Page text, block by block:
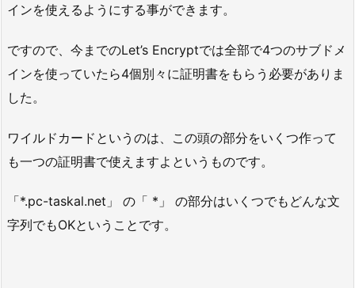
インを使えるようにする事ができます。
ですので、今までのLet’s Encryptでは全部で4つのサブドメ
インを使っていたら4個別々に証明書をもらう必要がありま
した。
ワイルドカードというのは、この頭の部分をいくつ作って
も一つの証明書で使えますよというものです。
「*.pc-taskal.net」 の「 *」 の部分はいくつでもどんな文
字列でもOKということです。